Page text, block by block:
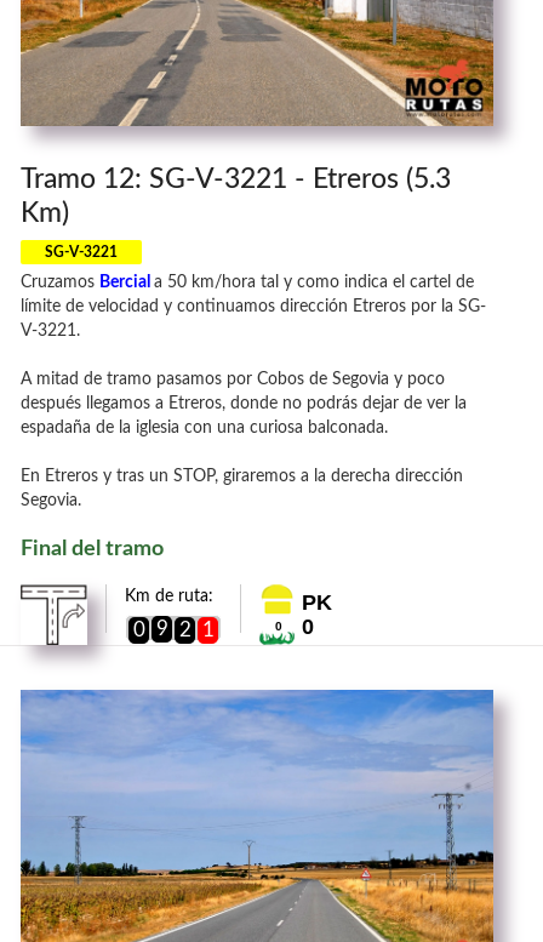
Tramo 12: SG-V-3221 - Etreros (5.3
Km)
SG-V-3221
Cruzamos Bercial a 50 km/hora tal y como indica el cartel de
límite de velocidad y continuamos dirección Etreros por la SG-
V-3221.
A mitad de tramo pasamos por Cobos de Segovia y poco
después llegamos a Etreros, donde no podrás dejar de ver la
espadaña de la iglesia con una curiosa balconada.
En Etreros y tras un STOP, giraremos a la derecha dirección
Segovia.
Final del tramo
Km de ruta:
0 9 2 1 0
PK
0